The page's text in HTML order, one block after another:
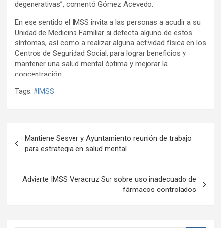
degenerativas”, comentó Gómez Acevedo.
En ese sentido el IMSS invita a las personas a acudir a su
Unidad de Medicina Familiar si detecta alguno de estos
síntomas, así como a realizar alguna actividad física en los
Centros de Seguridad Social, para lograr beneficios y
mantener una salud mental óptima y mejorar la
concentración.
Tags: #IMSS
de
entradas
Mantiene Sesver y Ayuntamiento reunión de trabajo
para estrategia en salud mental
Advierte IMSS Veracruz Sur sobre uso inadecuado de
fármacos controlados